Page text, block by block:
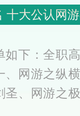
十大公认网
如下：全职
、网游之纵
、网游之